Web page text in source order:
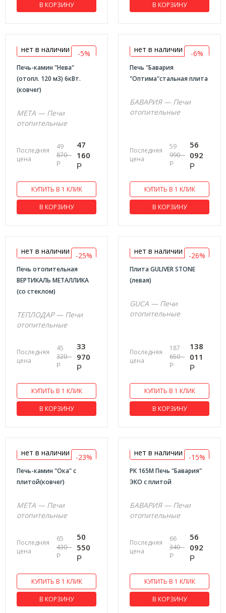
566х685х1006
585х495х910
586х578х668
595х338х603
610х420х770
620х875х1035
625х565х625
630x385x680
630x520x630
632x435x608
645х542х808
650x1000x550
650х390х610
660х430х700
680х440х600
695х375х520
700x440x800
752х378х709
765х635х750
840x585x745
845х650х655
920x685x1204
950х645х515
970x440x610
В КОРЗИНУ В КОРЗИНУ
-5%
нет в наличии
Печь-камин "Нева"
(отопл. 120 м3) 6кВт.
(ковчег)
МЕТА — Печи
отопительные
Последняя
цена
49
870
Р
47
160
Р
КУПИТЬ В 1 КЛИК
В КОРЗИНУ
-6%
нет в наличии
Печь "Бавария
"Оптима"стальная плита
БАВАРИЯ — Печи
отопительные
Последняя
цена
59
990
Р
56
092
Р
КУПИТЬ В 1 КЛИК
В КОРЗИНУ
-25%
нет в наличии
Печь отопительная
ВЕРТИКАЛЬ МЕТАЛЛИКА
(со стеклом)
ТЕПЛОДАР — Печи
отопительные
Последняя
цена
45
320
Р
33
970
Р
КУПИТЬ В 1 КЛИК
В КОРЗИНУ
-26%
нет в наличии
Плита GULIVER STONE
(левая)
GUCA — Печи
отопительные
Последняя
цена
187
650
Р
138
011
Р
КУПИТЬ В 1 КЛИК
В КОРЗИНУ
-23%
нет в наличии
Печь-камин "Ока" с
плитой(ковчег)
МЕТА — Печи
отопительные
Последняя
цена
65
430
Р
50
550
Р
КУПИТЬ В 1 КЛИК
В КОРЗИНУ
-15%
нет в наличии
РК 165М Печь "Бавария"
ЭКО с плитой
БАВАРИЯ — Печи
отопительные
Последняя
цена
66
340
Р
56
092
Р
КУПИТЬ В 1 КЛИК
В КОРЗИНУ